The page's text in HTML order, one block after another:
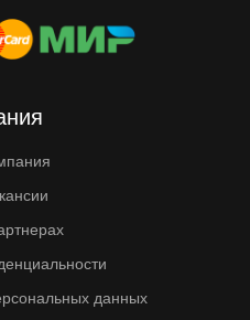
данных